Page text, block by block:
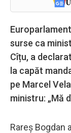
surse ca
Cîțu, a
la capăt
pe Marcel
ministru: „Mă
Rareș Bogdan